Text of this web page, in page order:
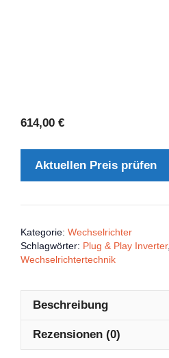
614,00 €
Aktuellen Preis prüfen
Kategorie: Wechselrichter
Schlagwörter: Plug & Play Inverter,
Wechselrichtertechnik
Beschreibung
Rezensionen (0)